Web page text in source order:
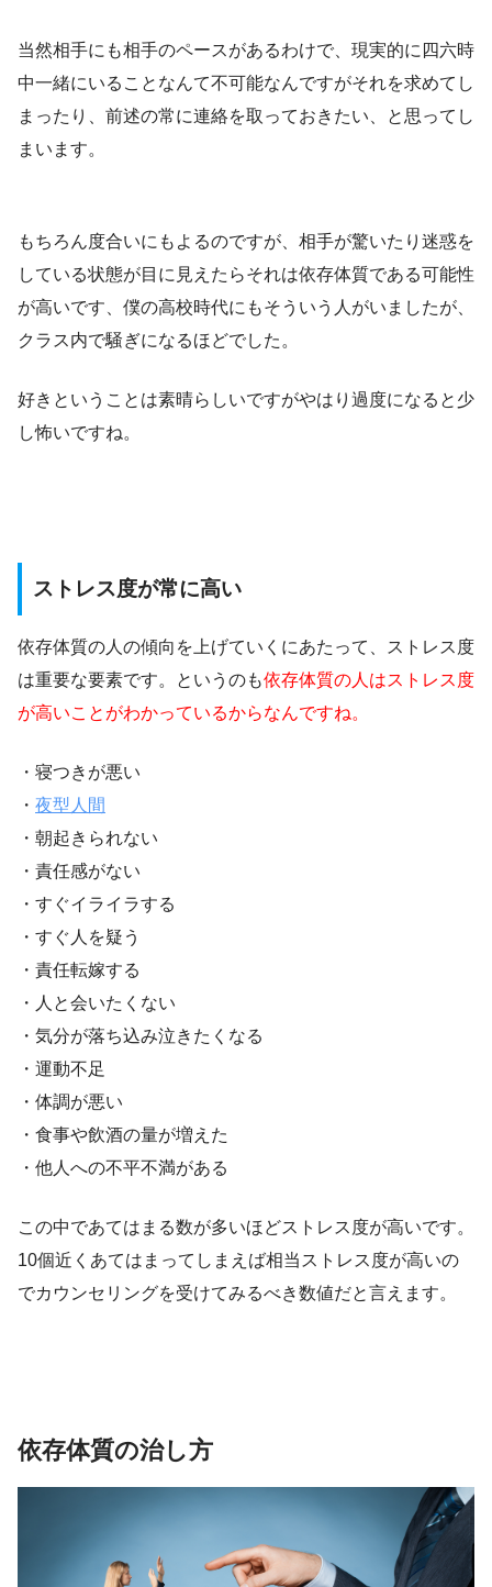
当然相手にも相手のペースがあるわけで、現実的に四六時
中一緒にいることなんて不可能なんですがそれを求めてし
まったり、前述の常に連絡を取っておきたい、と思ってし
まいます。
もちろん度合いにもよるのですが、相手が驚いたり迷惑を
している状態が目に見えたらそれは依存体質である可能性
が高いです、僕の高校時代にもそういう人がいましたが、
クラス内で騒ぎになるほどでした。
好きということは素晴らしいですがやはり過度になると少
し怖いですね。
ストレス度が常に高い
依存体質の人の傾向を上げていくにあたって、ストレス度
は重要な要素です。というのも依存体質の人はストレス度
が高いことがわかっているからなんですね。
・寝つきが悪い
・ 夜型人間
・朝起きられない
・責任感がない
・すぐイライラする
・すぐ人を疑う
・責任転嫁する
・人と会いたくない
・気分が落ち込み泣きたくなる
・運動不足
・体調が悪い
・食事や飲酒の量が増えた
・他人への不平不満がある
この中であてはまる数が多いほどストレス度が高いです。
10個近くあてはまってしまえば相当ストレス度が高いの
でカウンセリングを受けてみるべき数値だと言えます。
依存体質の治し方